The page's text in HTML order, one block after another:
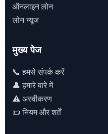
ऑनलाइन लोन
लोन न्यूज
मुख्य पेज
📞 हमसे संपर्क करें
👤 हमारे बारे में
⚠️ अस्वीकरण
📜 नियम और शर्तें